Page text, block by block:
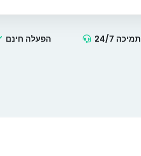
הפעלה חינם תמיכה 24/7